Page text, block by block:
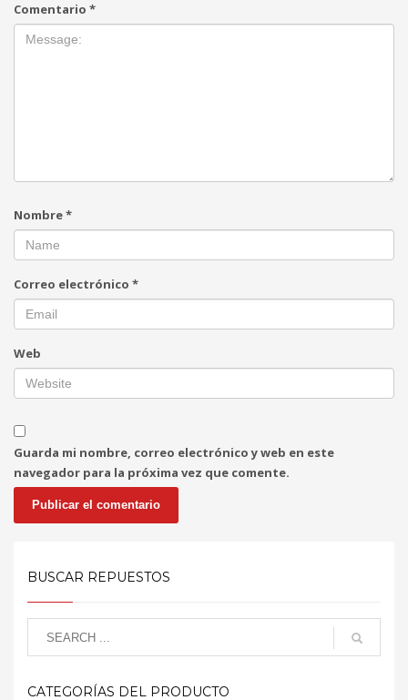
Comentario *
Nombre*
Correo electrónico *
Web
Guarda mi nombre, correo electrónico y web en este
navegador para la próxima vez que comente.
BUSCAR REPUESTOS
CATEGORÍAS DEL PRODUCTO